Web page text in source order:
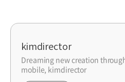
kimdirector
Dreaming new creation
mobile, kimdirector